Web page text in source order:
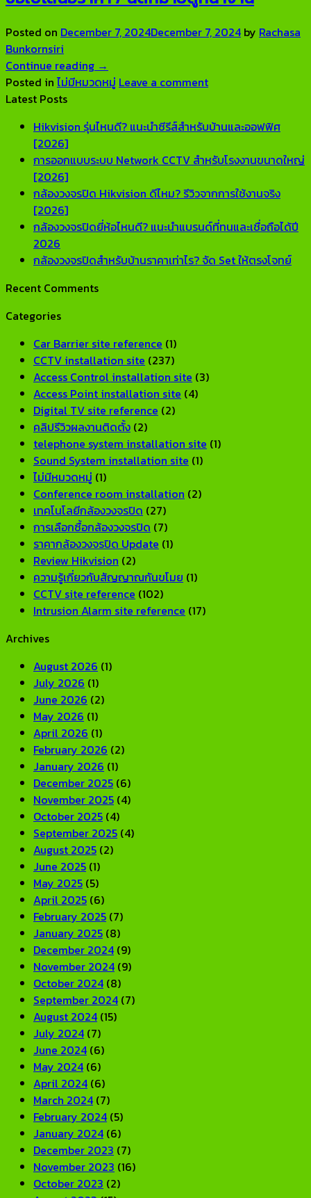
Posted on December 7, 2024December 7, 2024 by Rachasa
Bunkornsiri
Continue reading →
Posted in ไม่มีหมวดหมู่ Leave a comment
Latest Posts
Hikvision รุ่นไหนดี? แนะนำซีรีส์สำหรับบ้านและออฟฟิศ
[2026]No
Comments
on
Hikvision
รุ่น
ไหน
แนะนำ
รีส์
และ
ออฟฟิศ
[2026]
การออกแบบระบบ Network CCTV สำหรับโรงงานขนาดใหญ่
[2026]No
Comments
on
การ
ระบบ
CCTV
ขนาด
ใหญ่
[2026]
กล้องวงจรปิด Hikvision ดีไหม? รีวิวจากการใช้งานจริง
[2026]No
Comments
กล้อง
Hikvision
รีวิว
จาก
การ
ใช้
งาน
จริง
[2026]
กล้องวงจรปิดยี่ห้อไหนดี? แนะนำแบรนด์ที่ทนและเชื่อถือได้ปี
2026
Comments
กล้อง
ยี่ห้อ
ไหน
ดี?
แนะนำ
แบรนด์
ที่
ทน
และ
เชื่อ
ถือ
ได้
ปี
2026
กล้องวงจรปิดสำหรับบ้านราคาเท่าไร? จัด Set ให้ตรงโจทย์No
Recent Comments
Categories
Car Barrier site reference (1)
CCTV installation site (237)
Access Control installation site (3)
Access Point installation site (4)
Digital TV site reference (2)
คลิปรีวิวผลงานติดตั้ง (2)
telephone system installation site (1)
Sound System installation site (1)
ไม่มีหมวดหมู่ (1)
Conference room installation (2)
เทคโนโลยีกล้องวงจรปิด (27)
การเลือกซื้อกล้องวงจรปิด (7)
ราคากล้องวงจรปิด Update (1)
Review Hikvision (2)
ความรู้เกี่ยวกับสัญญาณกันขโมย (1)
CCTV site reference (102)
Intrusion Alarm site reference (17)
Archives
August 2026 (1)
July 2026 (1)
June 2026 (2)
May 2026 (1)
April 2026 (1)
February 2026 (2)
January 2026 (1)
December 2025 (6)
November 2025 (4)
October 2025 (4)
September 2025 (4)
August 2025 (2)
June 2025 (1)
May 2025 (5)
April 2025 (6)
February 2025 (7)
January 2025 (8)
December 2024 (9)
November 2024 (9)
October 2024 (8)
September 2024 (7)
August 2024 (15)
July 2024 (7)
June 2024 (6)
May 2024 (6)
April 2024 (6)
March 2024 (7)
February 2024 (5)
January 2024 (6)
December 2023 (7)
November 2023 (16)
October 2023 (2)